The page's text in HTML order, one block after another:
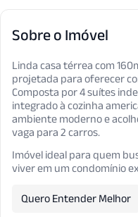
Sobre o Imóvel
Linda casa térrea com
projetada para oferecer
Composta por 4 suítes
integrado à cozinha
ambiente moderno e
vaga para 2 carros.
Imóvel ideal para quem
viver em um condomínio
Quero Entender Melhor